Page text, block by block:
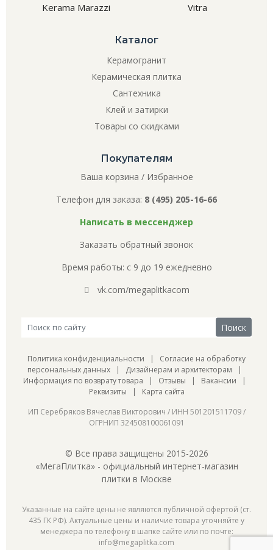
Kerama Marazzi
Vitra
Каталог
Керамогранит
Керамическая плитка
Сантехника
Клей и затирки
Товары со скидками
Покупателям
Ваша корзина / Избранное
Телефон для заказа: 8 (495) 205-16-66
Написать в мессенджер
Заказать обратный звонок
Время работы: с 9 до 19 ежедневно
vk.com/megaplitkacom
Политика конфиденциальности | Согласие на обработку
персональных данных | Дизайнерам и архитекторам |
Информация по возврату товара | Отзывы | Вакансии |
Реквизиты | Карта сайта
ИП Серебряков Вячеслав Викторович / ИНН 501201511709 /
ОГРНИП 324508100061091
© Все права защищены 2015-2026
«МегаПлитка» - официальный интернет-магазин
плитки в Москве
Указанные на сайте цены не являются публичной офертой (ст.
435 ГК РФ). Актуальные цены и наличие товара уточняйте у
менеджера по телефону в шапке сайте или по почте:
info@megaplitka.com